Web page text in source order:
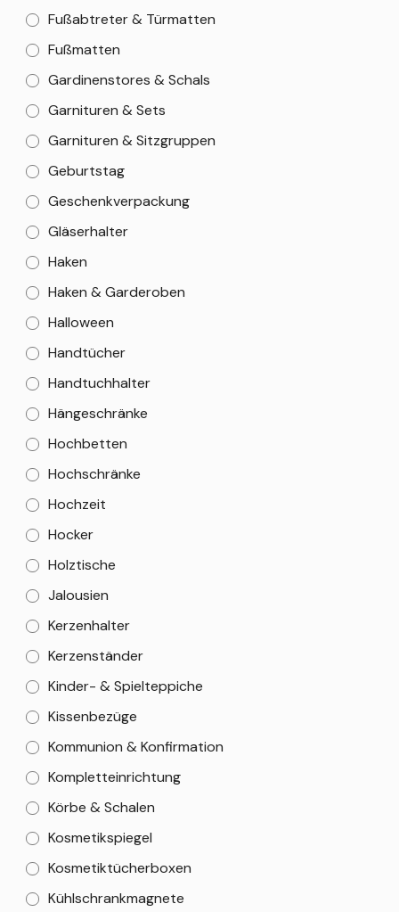
Fußabtreter & Türmatten
Fußmatten
Gardinenstores & Schals
Garnituren & Sets
Garnituren & Sitzgruppen
Geburtstag
Geschenkverpackung
Gläserhalter
Haken
Haken & Garderoben
Halloween
Handtücher
Handtuchhalter
Hängeschränke
Hochbetten
Hochschränke
Hochzeit
Hocker
Holztische
Jalousien
Kerzenhalter
Kerzenständer
Kinder- & Spielteppiche
Kissenbezüge
Kommunion & Konfirmation
Kompletteinrichtung
Körbe & Schalen
Kosmetikspiegel
Kosmetiktücherboxen
Kühlschrankmagnete